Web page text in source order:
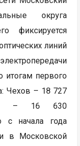
округа
фиксируется
линий
итогам первого
Чехов – 18 727
– 16 630
начала года
в Московской